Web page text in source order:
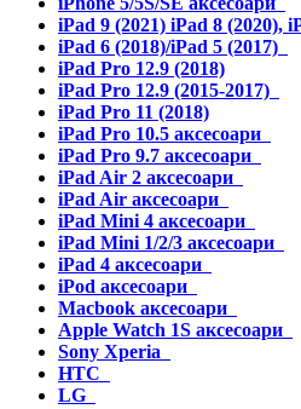
iPad 9 (2021) iPad 8 (2020),
iPad 6 (2018)/iPad 5 (2017)
iPad Pro 12.9 (2018)
iPad Pro 12.9 (2015-2017)
iPad Pro 11 (2018)
iPad Pro 10.5 аксесоари
iPad Pro 9.7 аксесоари
iPad Air 2 аксесоари
iPad Air аксесоари
iPad Mini 4 аксесоари
iPad Mini 1/2/3 аксесоари
iPad 4 аксесоари
iPod аксесоари
Macbook аксесоари
Apple Watch 1S аксесоари
Sony Xperia
HTC
LG